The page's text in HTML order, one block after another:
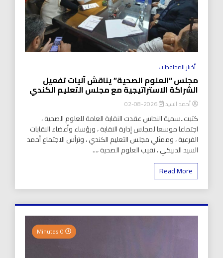
أخبار المحافظات
مجلس “العلوم الصحية” يناقش آليات تفعيل
الشراكة الاستراتيجية مع مجلس التعليم الكندي
أحمد السيد 2026-08-02
كتبت..سمية النحاس عقدت النقابة العامة للعلوم الصحية ،
اجتماعا موسعا لمجلس إدارة النقابة ، ورؤساء وأعضاء النقابات
الفرعية ، وممثلي مجلس التعليم الكندي ، وترأس الاجتماع أحمد
السيد الدبيكي ، نقيب العلوم الصحية ،...
Read More